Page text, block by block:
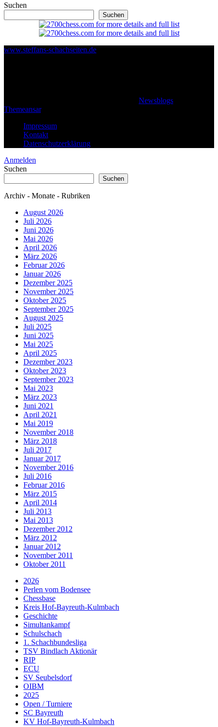
Suchen
Suchen
www.steffans-schachseiten.de
Newsblogs
Themeansar.
Impressum
Kontakt
Datenschutzerklärung
Anmelden
Suchen
Suchen
Archiv - Monate - Rubriken
August 2026
Juli 2026
Juni 2026
Mai 2026
April 2026
März 2026
Februar 2026
Januar 2026
Dezember 2025
November 2025
Oktober 2025
September 2025
August 2025
Juli 2025
Juni 2025
Mai 2025
April 2025
Dezember 2023
Oktober 2023
September 2023
Mai 2023
März 2023
Juni 2021
April 2021
Mai 2019
November 2018
März 2018
Juli 2017
Januar 2017
November 2016
Juli 2016
Februar 2016
März 2015
April 2014
Juli 2013
Mai 2013
Dezember 2012
März 2012
Januar 2012
November 2011
Oktober 2011
2026
Perlen vom Bodensee
Chessbase
Kreis Hof-Bayreuth-Kulmbach
Geschichte
Simultankampf
Schulschach
1. Schachbundesliga
TSV Bindlach Aktionär
RIP
ECU
SV Seubelsdorf
OIBM
2025
Open / Turniere
SC Bayreuth
KV Hof-Bayreuth-Kulmbach